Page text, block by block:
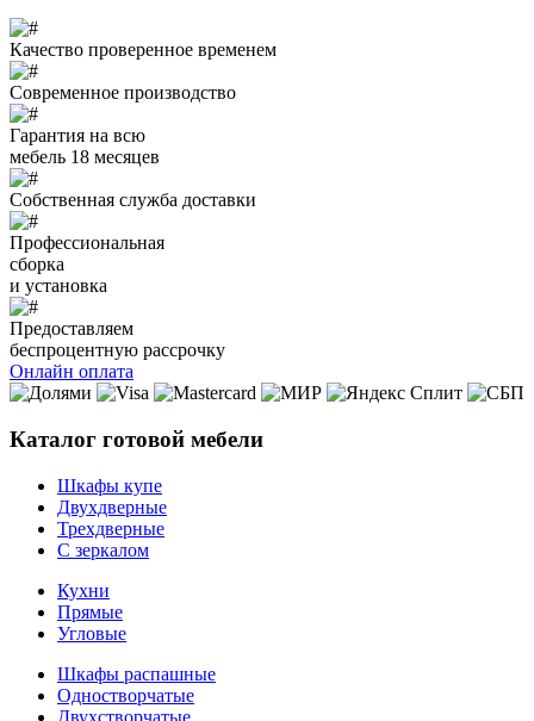
Качество проверенное временем
Современное производство
Гарантия на всю
мебель 18 месяцев
Собственная служба доставки
Профессиональная
сборка
и установка
Предоставляем
беспроцентную рассрочку
Онлайн оплата
Каталог готовой мебели
Шкафы купе
Двухдверные
Трехдверные
С зеркалом
Кухни
Прямые
Угловые
Шкафы распашные
Одностворчатые
Двухстворчатые